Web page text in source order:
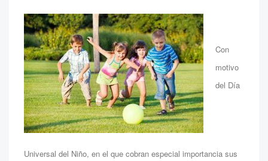
Con
motivo
del Día
Universal del Niño, en el que cobran especial importancia sus